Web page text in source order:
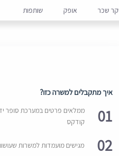
שכר אופק שותפות
איך מתקבלים למשרה כזו?
01
ממלאים פרטים במערכת סופר
קודקס
02 מגישים מועמדות למשרות